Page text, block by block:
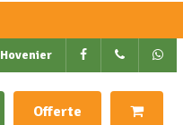
Hovenier
Offerte